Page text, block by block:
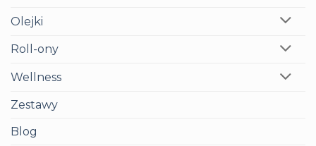
Olejki
Roll-ony
Wellness
Zestawy
Blog